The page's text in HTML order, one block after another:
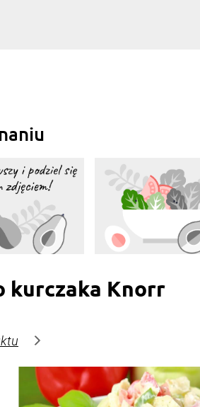
kurczaka Knorr